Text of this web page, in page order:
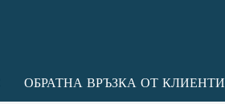
ОБРАТНА ВРЪЗКА ОТ КЛИЕНТИ